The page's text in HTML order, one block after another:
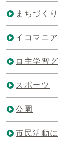
まちづく
イコマニア
自主学習
スポーツ
公園
市民活動